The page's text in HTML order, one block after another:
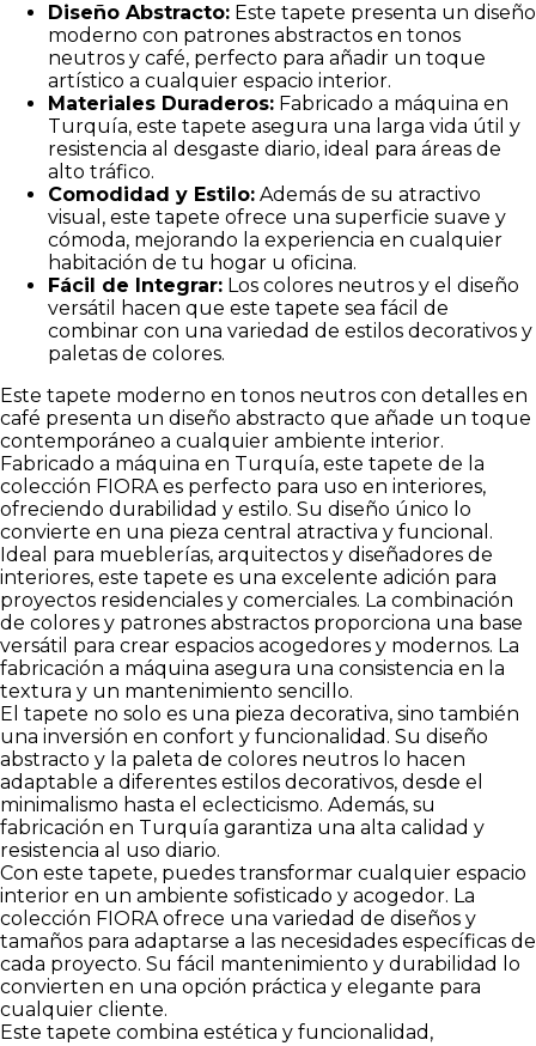
Diseño Abstracto: Este tapete presenta un diseño
moderno con patrones abstractos en tonos
neutros y café, perfecto para añadir un toque
artístico a cualquier espacio interior.
Materiales Duraderos: Fabricado a máquina en
Turquía, este tapete asegura una larga vida útil y
resistencia al desgaste diario, ideal para áreas de
alto tráfico.
Comodidad y Estilo: Además de su atractivo
visual, este tapete ofrece una superficie suave y
cómoda, mejorando la experiencia en cualquier
habitación de tu hogar u oficina.
Fácil de Integrar: Los colores neutros y el diseño
versátil hacen que este tapete sea fácil de
combinar con una variedad de estilos decorativos y
paletas de colores.
Este tapete moderno en tonos neutros con detalles en
café presenta un diseño abstracto que añade un toque
contemporáneo a cualquier ambiente interior.
Fabricado a máquina en Turquía, este tapete de la
colección FIORA es perfecto para uso en interiores,
ofreciendo durabilidad y estilo. Su diseño único lo
convierte en una pieza central atractiva y funcional.
Ideal para mueblerías, arquitectos y diseñadores de
interiores, este tapete es una excelente adición para
proyectos residenciales y comerciales. La combinación
de colores y patrones abstractos proporciona una base
versátil para crear espacios acogedores y modernos. La
fabricación a máquina asegura una consistencia en la
textura y un mantenimiento sencillo.
El tapete no solo es una pieza decorativa, sino también
una inversión en confort y funcionalidad. Su diseño
abstracto y la paleta de colores neutros lo hacen
adaptable a diferentes estilos decorativos, desde el
minimalismo hasta el eclecticismo. Además, su
fabricación en Turquía garantiza una alta calidad y
resistencia al uso diario.
Con este tapete, puedes transformar cualquier espacio
interior en un ambiente sofisticado y acogedor. La
colección FIORA ofrece una variedad de diseños y
tamaños para adaptarse a las necesidades específicas de
cada proyecto. Su fácil mantenimiento y durabilidad lo
convierten en una opción práctica y elegante para
cualquier cliente.
Este tapete combina estética y funcionalidad,